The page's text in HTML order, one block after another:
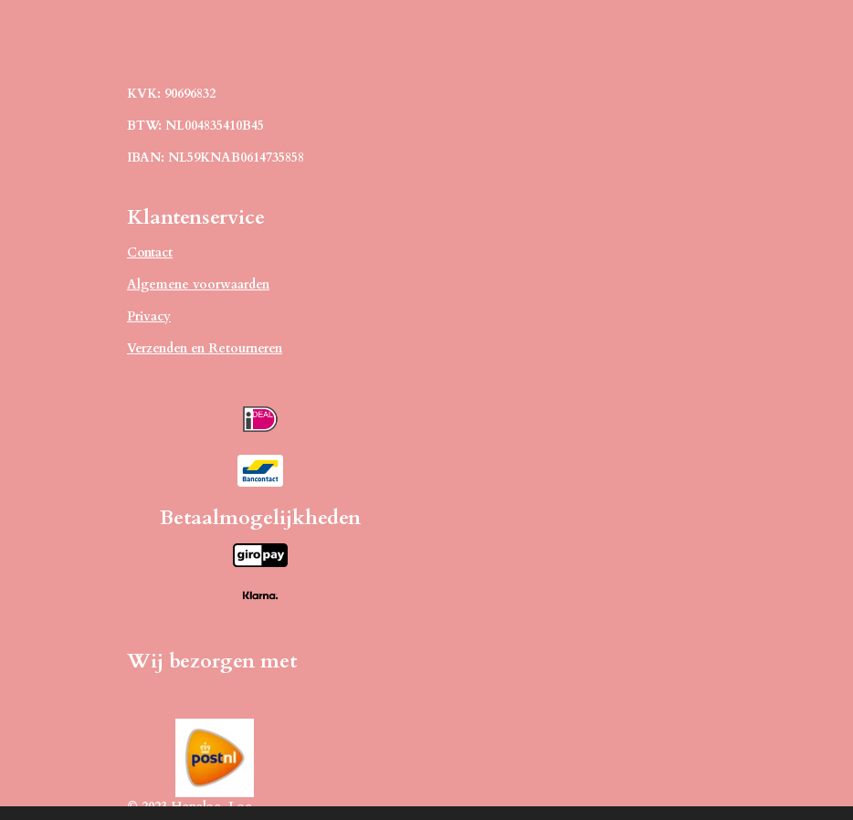
KVK: 90696832
BTW: NL004835410B45
IBAN: NL59KNAB0614735858
Klantenservice
Contact
Algemene voorwaarden
Privacy
Verzenden en Retourneren
Betaalmogelijkheden
Wij bezorgen met
© 2023 Hanaloe-Loe